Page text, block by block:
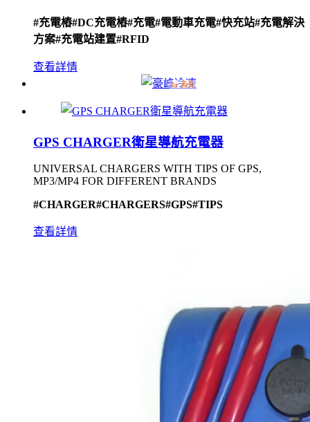
#充電樁#DC充電樁#充電#電動車充電#快充站#充電解決
方案#充電站建置#RFID
查看詳情
GPS CHARGER衛星導航充電器
UNIVERSAL CHARGERS WITH TIPS OF GPS,
MP3/MP4 FOR DIFFERENT BRANDS
#CHARGER#CHARGERS#GPS#TIPS
查看詳情